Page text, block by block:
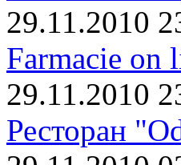
29.11.2010
Farmacie on
29.11.2010
Ресторан